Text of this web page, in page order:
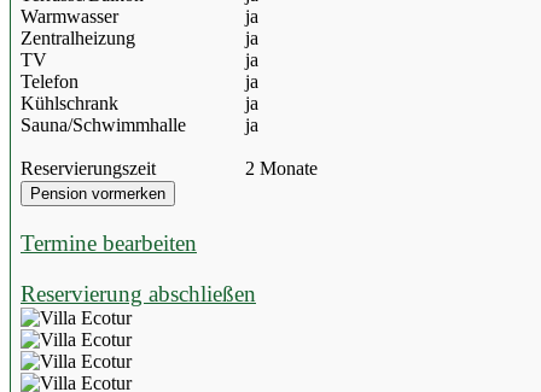
Warmwasser
ja
Zentralheizung
ja
TV
ja
Telefon
ja
Kühlschrank
ja
Sauna/Schwimmhalle
ja
Reservierungszeit 2 Monate
Termine bearbeiten
Reservierung abschließen